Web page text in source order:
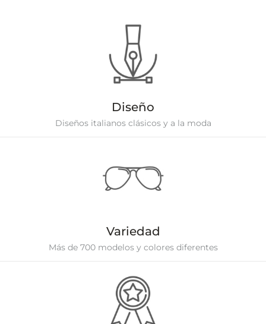
Diseño
Diseños italianos clásicos y a la moda
Variedad
Más de 700 modelos y colores diferentes